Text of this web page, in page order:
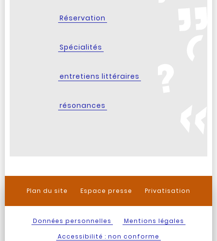
Réservation
Spécialités
entretiens littéraires
résonances
Plan du site Espace presse Privatisation
Données personnelles
Mentions légales
Accessibilité : non conforme